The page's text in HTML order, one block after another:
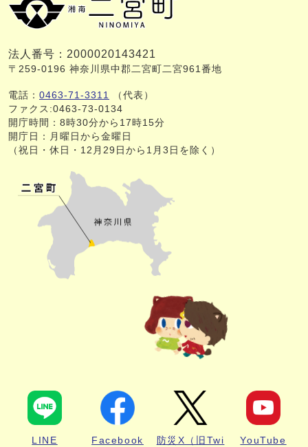
法人番号：2000020143421
〒259-0196 神奈川県中郡二宮町二宮961番地
電話： 0463-71-3311
（代表）
ファクス:0463-73-0134
開庁時間：8時30分から17時15分
開庁日：月曜日から金曜日
（祝日・休日・12月29日から1月3日を除く）
LINE Facebook
防災X（旧Twi
YouTube